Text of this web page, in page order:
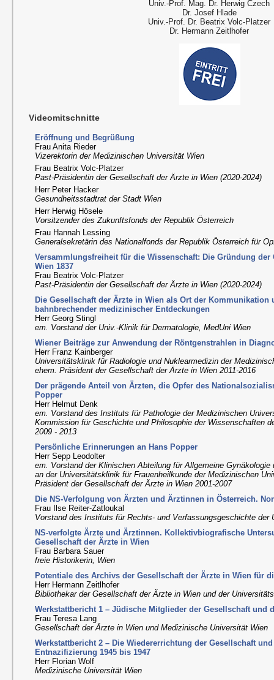
Univ.-Prof. Mag. Dr. Herwig Czech
Dr. Josef Hlade
Univ.-Prof. Dr. Beatrix Volc-Platzer
Dr. Hermann Zeitlhofer
Videomitschnitte
Eröffnung und Begrüßung
Frau Anita Rieder
Vizerektorin der Medizinischen Universität Wien
Frau Beatrix Volc-Platzer
Past-Präsidentin der Gesellschaft der Ärzte in Wien (2020-2024)
Herr Peter Hacker
Gesundheitsstadtrat der Stadt Wien
Herr Herwig Hösele
Vorsitzender des Zukunftsfonds der Republik Österreich
Frau Hannah Lessing
Generalsekretärin des Nationalfonds der Republik Österreich für
Versammlungsfreiheit für die Wissenschaft: Die Gründung der
Wien 1837
Frau Beatrix Volc-Platzer
Past-Präsidentin der Gesellschaft der Ärzte in Wien (2020-2024)
Die Gesellschaft der Ärzte in Wien als Ort der Kommunikation
bahnbrechender medizinischer Entdeckungen
Herr Georg Stingl
em. Vorstand der Univ.-Klinik für Dermatologie, MedUni Wien
Wiener Beiträge zur Anwendung der Röntgenstrahlen in
Herr Franz Kainberger
Universitätsklinik für Radiologie und Nuklearmedizin der
ehem. Präsident der Gesellschaft der Ärzte in Wien 2011-2016
Der prägende Anteil von Ärzten, die Opfer des
Popper
Herr Helmut Denk
em. Vorstand des Instituts für Pathologie der Medizinischen
Kommission für Geschichte und Philosophie der Wissenschaften
2009 - 2013
Persönliche Erinnerungen an Hans Popper
Herr Sepp Leodolter
em. Vorstand der Klinischen Abteilung für Allgemeine
an der Universitätsklinik für Frauenheilkunde der Medizinischen
Präsident der Gesellschaft der Ärzte in Wien 2001-2007
Die NS-Verfolgung von Ärzten und Ärztinnen in Österreich.
Frau Ilse Reiter-Zatloukal
Vorstand des Instituts für Rechts- und Verfassungsgeschichte der
NS-verfolgte Ärzte und Ärztinnen. Kollektivbiografische
Gesellschaft der Ärzte in Wien
Frau Barbara Sauer
freie Historikerin, Wien
Potentiale des Archivs der Gesellschaft der Ärzte in Wien für
Herr Hermann Zeitlhofer
Bibliothekar der Gesellschaft der Ärzte in Wien und der
Werkstattbericht 1 – Jüdische Mitglieder der Gesellschaft und
Frau Teresa Lang
Gesellschaft der Ärzte in Wien und Medizinische Universität Wien
Werkstattbericht 2 – Die Wiedererrichtung der Gesellschaft
Entnazifizierung 1945 bis 1947
Herr Florian Wolf
Medizinische Universität Wien